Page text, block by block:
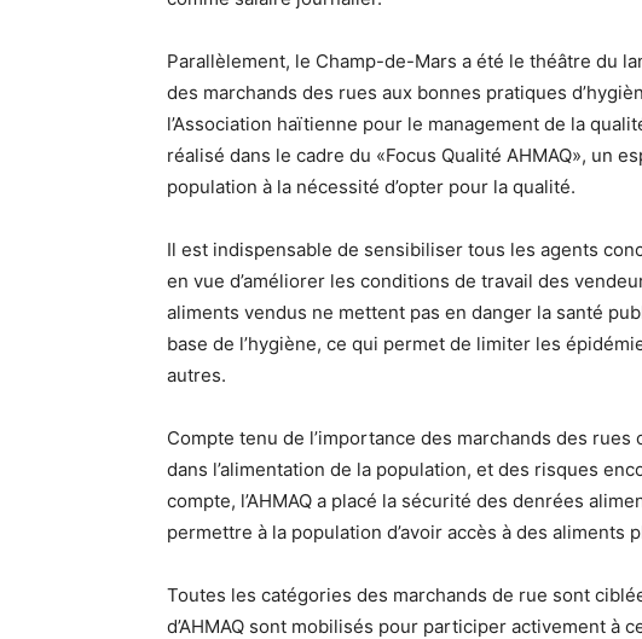
Parallèlement, le Champ-de-Mars a été le théâtre du
des marchands des rues aux bonnes pratiques
l’Association haïtienne pour le management de la
réalisé dans le cadre du «Focus Qualité AHMAQ», un
population à la nécessité d’opter pour la qualité.
Il est indispensable de sensibiliser tous les agents
en vue d’améliorer les conditions de travail des
aliments vendus ne mettent pas en danger la santé
base de l’hygiène, ce qui permet de limiter les
autres.
Compte tenu de l’importance des marchands des
dans l’alimentation de la population, et des risques
compte, l’AHMAQ a placé la sécurité des denrées
permettre à la population d’avoir accès à des aliments
Toutes les catégories des marchands de rue sont
d’AHMAQ sont mobilisés pour participer activement à